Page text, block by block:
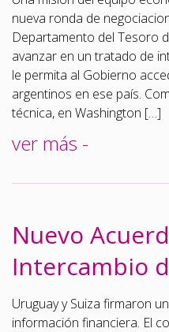
nueva ronda de
Departamento del Tesoro
avanzar en un tratado de
le permita al Gobierno
argentinos en ese país.
técnica, en Washington […]
ver más -
Nuevo
Intercambio
Uruguay y Suiza firmaron
información financiera. El